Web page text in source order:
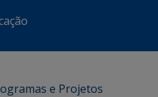
e Projetos